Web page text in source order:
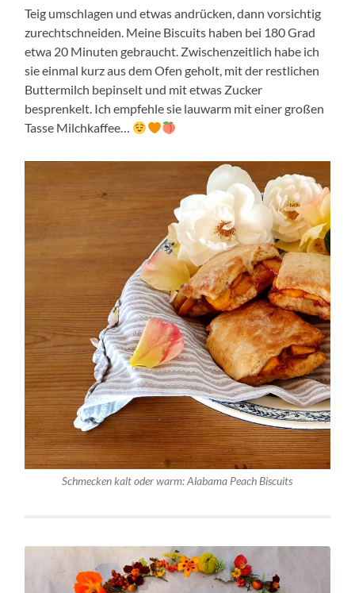
Teig umschlagen und etwas andrücken, dann vorsichtig
zurechtschneiden. Meine Biscuits haben bei 180 Grad
etwa 20 Minuten gebraucht. Zwischenzeitlich habe ich
sie einmal kurz aus dem Ofen geholt, mit der restlichen
Buttermilch bepinselt und mit etwas Zucker
besprenkelt. Ich empfehle sie lauwarm mit einer großen
Tasse Milchkaffee…
Schmecken kalt oder warm: Alabama Peach Biscuits